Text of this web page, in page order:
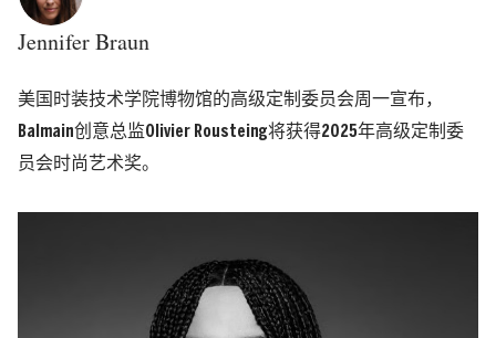
Jennifer Braun
美国时装技术学院博物馆的高级定制委员会周一宣布，
Balmain创意总监Olivier Rousteing将获得2025年高级定制委
员会时尚艺术奖。